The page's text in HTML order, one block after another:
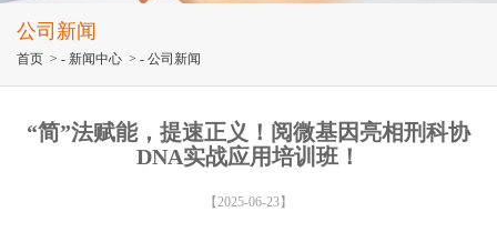
公司新闻
首页 > - 新闻中心 > - 公司新闻
“简”法赋能，提速正义！阅微基因亮相刑科协
DNA实战应用培训班！
【2025-06-23】